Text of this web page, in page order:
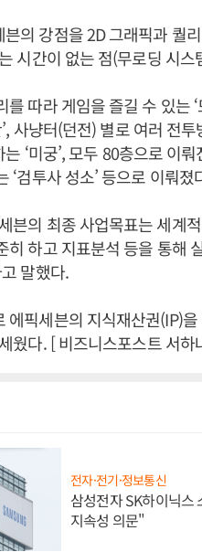
의 강점을 2D 그래픽과 퀄
시간이 없는 점(무로딩 시스
따라 게임을 즐길 수 있는
사냥터(던전) 별로 여러 전
‘미궁’, 모두 80층으로 이
‘검투사 성소’ 등으로 이뤄졌
븐의 최종 사업목표는 세계
히 하고 지표분석 등을 통해
말했다.
에픽세븐의 지식재산권(IP)
웠다. [ 비즈니스포스트 서하
전자·전기·정보통신
삼성전자 SK하이닉스
지속성 의문"